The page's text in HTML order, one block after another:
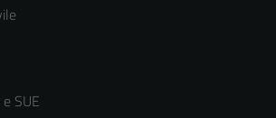
SUE